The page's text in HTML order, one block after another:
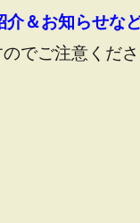
介＆お知らせな
でご注意くださ